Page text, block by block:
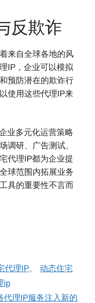
反欺诈
来自全球各地的风
IP，企业可以模拟
预防潜在的欺诈行
使用这些代理IP来
业多元化运营策略
调研、广告测试、
代理IP都为企业提
球范围内拓展业务
具的重要性不言而
代理IP、动态住宅
ip
代理IP服务注入新的